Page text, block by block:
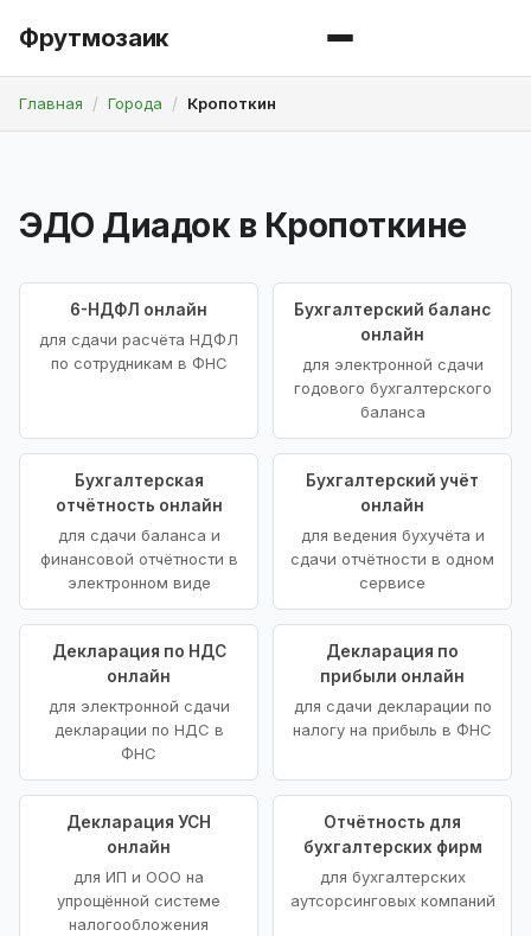
Фрутмозаик
Главная Города Кропоткин
ЭДО Диадок в Кропоткине
6-НДФЛ онлайн
для сдачи расчёта НДФЛ
по сотрудникам в ФНС
Бухгалтерский баланс
онлайн
для электронной сдачи
годового бухгалтерского
баланса
Бухгалтерская
отчётность онлайн
для сдачи баланса и
финансовой отчётности в
электронном виде
Бухгалтерский учёт
онлайн
для ведения бухучёта и
сдачи отчётности в одном
сервисе
Декларация по НДС
онлайн
для электронной сдачи
декларации по НДС в
ФНС
Декларация по
прибыли онлайн
для сдачи декларации по
налогу на прибыль в ФНС
Декларация УСН
онлайн
для ИП и ООО на
упрощённой системе
налогообложения
Отчётность для
бухгалтерских фирм
для бухгалтерских
аутсорсинговых компаний